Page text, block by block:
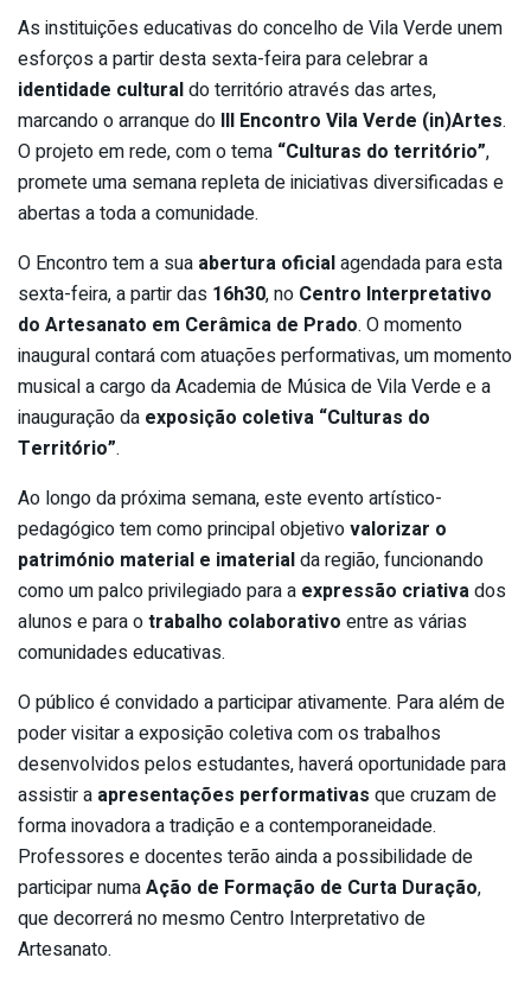
As instituições educativas do concelho de Vila Verde unem
esforços a partir desta sexta-feira para celebrar a
identidade culturaldo território através das artes,
marcando o arranque do III Encontro Vila Verde (in)Artes.
O projeto em rede, com o tema “Culturas do território”,
promete uma semana repleta de iniciativas diversificadas e
abertas a toda a comunidade.
O Encontro tem a sua abertura oficialagendada para esta
sexta-feira, a partir das 16h30, no Centro Interpretativo
do Artesanato em Cerâmica de Prado. O momento
inaugural contará com atuações performativas, um momento
musical a cargo da Academia de Música de Vila Verde e a
inauguração da exposição coletiva “Culturas do
Território”.
Ao longo da próxima semana, este evento artístico-
pedagógico tem como principal objetivovalorizar o
património material e imaterialda região, funcionando
como um palco privilegiado para a expressão criativados
alunos e para otrabalho colaborativo entre as várias
comunidades educativas.
O público é convidado a participar ativamente. Para além de
poder visitar a exposição coletiva com os trabalhos
desenvolvidos pelos estudantes, haverá oportunidade para
assistir a apresentações performativas que cruzam de
forma inovadora a tradição e a contemporaneidade.
Professores e docentes terão ainda a possibilidade de
participar numaAção de Formação de Curta Duração,
que decorrerá no mesmo Centro Interpretativo de
Artesanato.